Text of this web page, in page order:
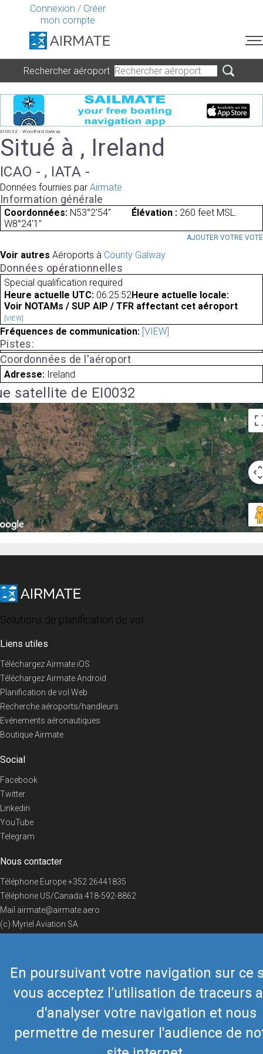
Connexion / Créer
mon compte
En poursuivant votre navigation sur ce
vous acceptez l’utilisation de traceurs
d'analyser votre navigation et nous
permettre de mesurer l'audience de
Rechercher aéroport
EI0032 - Woodford Galway
Situé à , Ireland
ICAO - , IATA -
Données fournies par Airmate
Information générale
Coordonnées: N53°2'54"
W8°24'1"
Élévation : 260 feet MSL.
AJOUTER VOTRE VOTE
Voir autres Aéroports à County Galway
Données opérationnelles
Special qualification required
Heure actuelle UTC: 06:25:52Heure actuelle locale:
Voir NOTAMs / SUP AIP / TFR affectant cet aéroport
[VIEW]
Fréquences de communication: [VIEW]
Pistes:
Coordonnées de l'aéroport
Adresse: Ireland
satellite de EI0032
Solutions de planification de vol
Liens utiles
Téléchargez Airmate iOS
Téléchargez Airmate Android
Planification de vol Web
Recherche aéroports/handleurs
Evénements aéronautiques
Boutique Airmate
Social
Facebook
Twitter
Linkedin
YouTube
Telegram
Nous contacter
Téléphone Europe+352 26441835
Téléphone US/Canada 418-592-8862
Mail airmate@airmate.aero
(c) Myriel Aviation SA
© 2019 Airmate -Conditions d'utilisation- Vie privée Back to top